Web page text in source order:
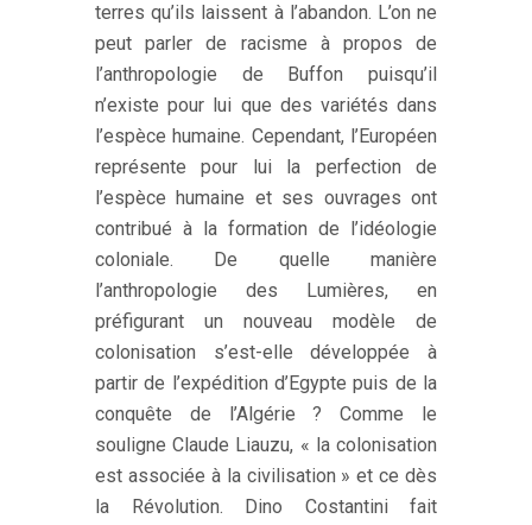
terres qu’ils laissent à l’abandon. L’on ne
peut parler de racisme à propos de
l’anthropologie de Buffon puisqu’il
n’existe pour lui que des variétés dans
l’espèce humaine. Cependant, l’Européen
représente pour lui la perfection de
l’espèce humaine et ses ouvrages ont
contribué à la formation de l’idéologie
coloniale. De quelle manière
l’anthropologie des Lumières, en
préfigurant un nouveau modèle de
colonisation s’est-elle développée à
partir de l’expédition d’Egypte puis de la
conquête de l’Algérie ? Comme le
souligne Claude Liauzu, « la colonisation
est associée à la civilisation » et ce dès
la Révolution. Dino Costantini fait